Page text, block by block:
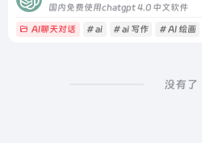
国内免费使用chatgpt 4.0 中文软件
AI聊天对话 # ai # ai 写作 # AI 绘画
没有了